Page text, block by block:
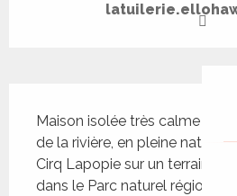
Maison isolée très calme de
de la rivière, en pleine nature
Cirq Lapopie sur un terrain de
dans le Parc naturel régional